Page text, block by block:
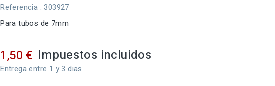
Referencia : 303927
Para tubos de 7mm
1,50 € Impuestos incluidos
Entrega entre 1 y 3 dias